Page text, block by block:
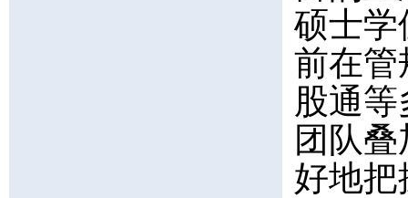
硕士学
前在管
股通
团队
好地把